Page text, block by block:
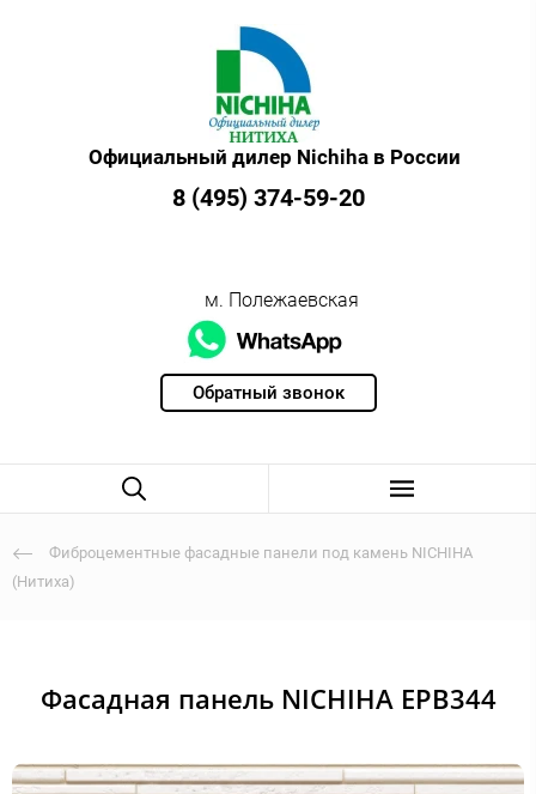
Обратный звонок
Официальный дилер Nichiha в России
8 (495) 374-59-20
м. Полежаевская
Фиброцементные фасадные панели под камень NICHIHA
(Нитиха)
Фасадная панель NICHIHA EPB344